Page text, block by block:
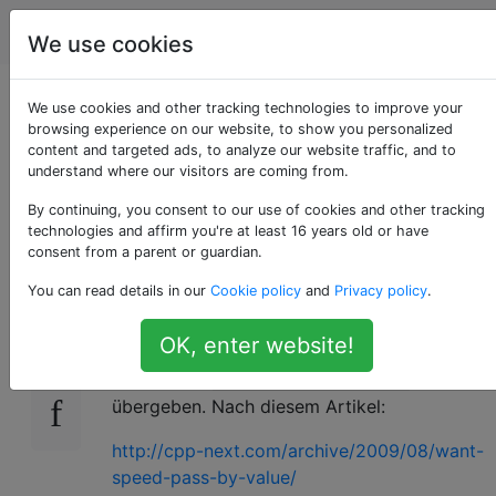
Programmierung
Warum wird "std ::
initializer_list" oft als
Wert übergeben?
71
In fast jedem Beitrag, den ich auf SO sehe
und an dem a beteiligt ist
std::initializer_list , neigen die Leute
dazu, einen
übergeben. Nach diesem Artikel:
http://cpp-next.com/archive/2009/08/want-
speed-pass-by-value/
We use cookies
We use cookies and other tracking technologies to improve your
browsing experience on our website, to show you personalized
content and targeted ads, to analyze our website traffic, and to
understand where our visitors are coming from.
By continuing, you consent to our use of cookies and other tracking
technologies and affirm you're at least 16 years old or have
consent from a parent or guardian.
You can read details in our Cookie policy and Privacy policy.
OK, enter website!